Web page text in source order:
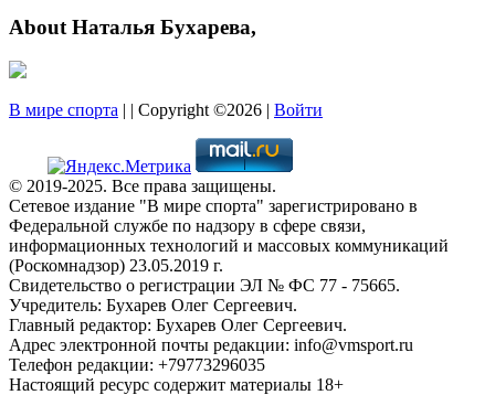
About Наталья Бухарева,
В мире спорта | | Copyright ©2026 | Войти
© 2019-2025. Все права защищены.
Сетевое издание "В мире спорта" зарегистрировано в
Федеральной службе по надзору в сфере связи,
информационных технологий и массовых коммуникаций
(Роскомнадзор) 23.05.2019 г.
Свидетельство о регистрации ЭЛ № ФС 77 - 75665.
Учредитель: Бухарев Олег Сергеевич.
Главный редактор: Бухарев Олег Сергеевич.
Адрес электронной почты редакции: info@vmsport.ru
Телефон редакции: +79773296035
Настоящий ресурс содержит материалы 18+